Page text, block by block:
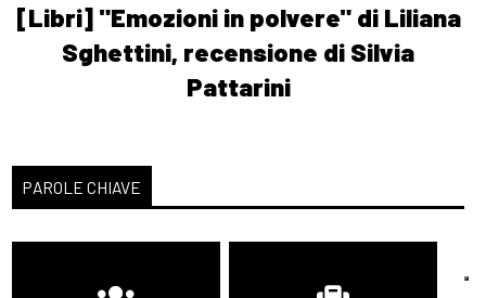
[Libri] "Emozioni in polvere" di Liliana
Sghettini, recensione di Silvia
Pattarini
PAROLE CHIAVE